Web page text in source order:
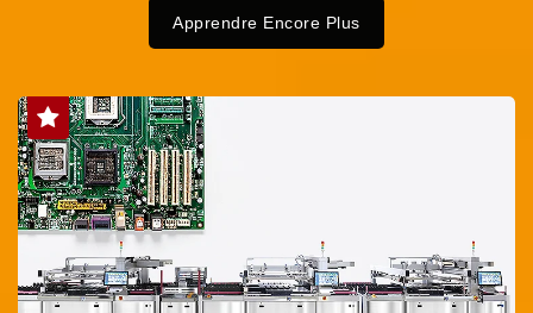
Apprendre Encore Plus